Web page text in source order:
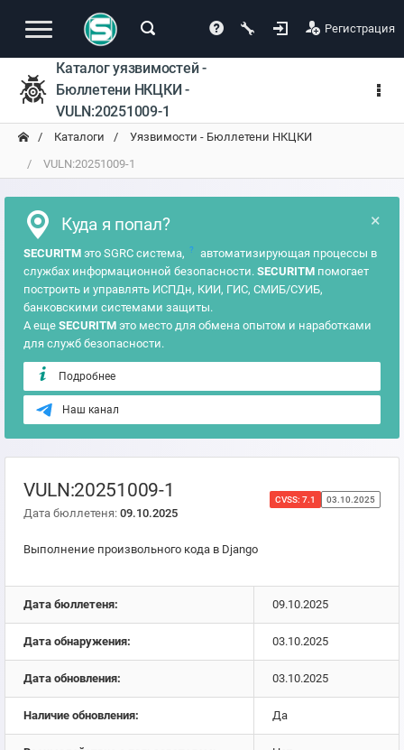
Регистрация
Каталог уязвимостей -
Бюллетени НКЦКИ -
VULN:20251009-1
Каталоги
Уязвимости - Бюллетени НКЦКИ
VULN:20251009-1
×
Куда я попал?
SECURITM это SGRC система, ?
автоматизирующая процессы в
службах информационной безопасности. SECURITM помогает
построить и управлять ИСПДн, КИИ, ГИС, СМИБ/СУИБ,
банковскими системами защиты.
А еще SECURITM это место для обмена опытом и наработками
для служб безопасности.
Подробнее
Наш канал
VULN:20251009-1
Дата бюллетеня: 09.10.2025
CVSS: 7.1 03.10.2025
Выполнение произвольного кода в Django
Дата бюллетеня: 09.10.2025
Дата обнаружения: 03.10.2025
Дата обновления: 03.10.2025
Наличие обновления: Да